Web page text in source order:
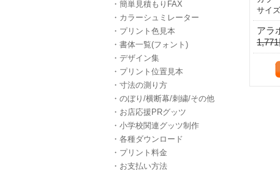
・簡単見積もりFAX
・カラーシュミレーター
・プリント色見本
・書体一覧(フォント)
・デザイン集
・プリント位置見本
・寸法の測り方
・のぼり/横断幕/刺繍/その他
・お店応援PRグッツ
・小学校関連グッツ制作
・各種ダウンロード
・プリント料金
・お支払い方法
サイ
アラ